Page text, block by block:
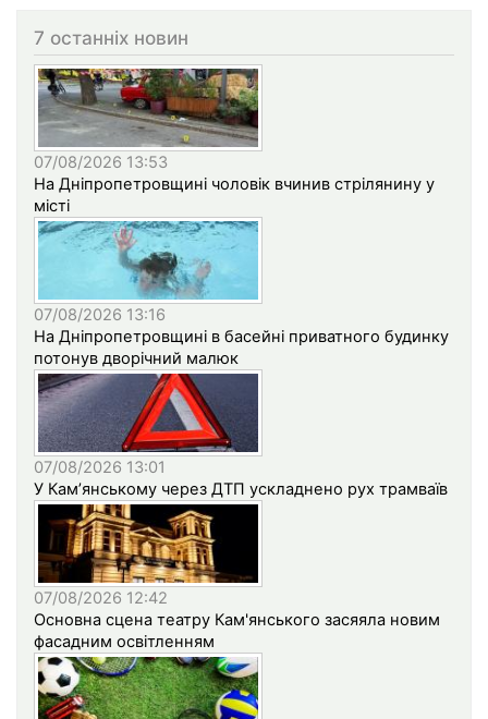
7 останніх новин
07/08/2026 13:53
На Дніпропетровщині чоловік вчинив стрілянину у
місті
07/08/2026 13:16
На Дніпропетровщині в басейні приватного будинку
потонув дворічний малюк
07/08/2026 13:01
У Кам’янському через ДТП ускладнено рух трамваїв
07/08/2026 12:42
Основна сцена театру Кам'янського засяяла новим
фасадним освітленням